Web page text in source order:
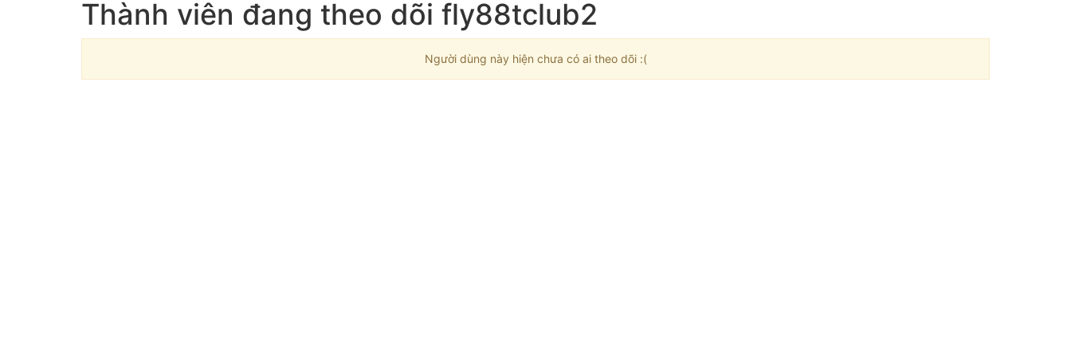
Thành viên đang theo dõi fly88tclub2
Người dùng này hiện chưa có ai theo dõi :(